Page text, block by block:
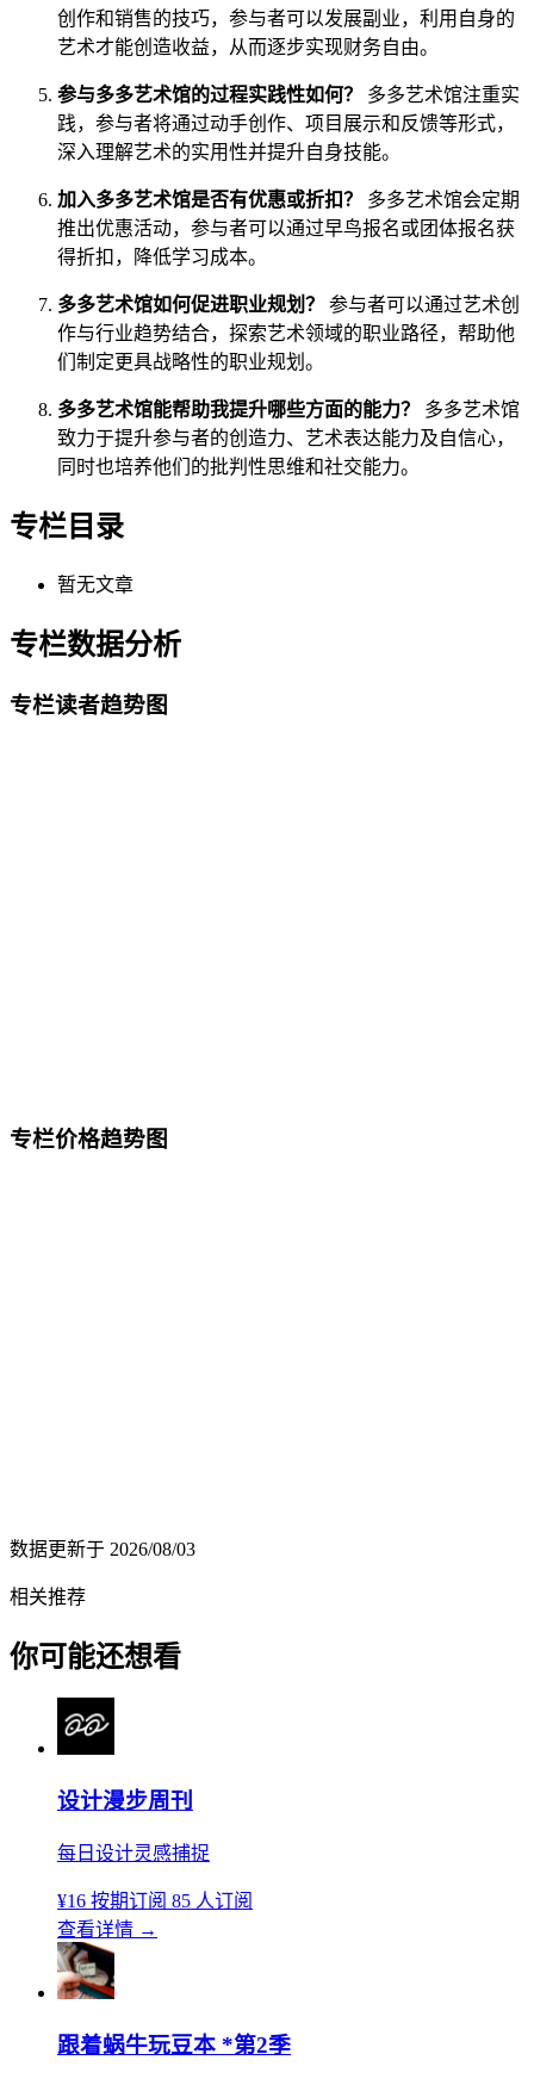
创作和销售的技巧，参与者可以发展副业，利用自身的
艺术才能创造收益，从而逐步实现财务自由。
参与多多艺术馆的过程实践性如何？
多多艺术馆注重实
践，参与者将通过动手创作、项目展示和反馈等形式，
深入理解艺术的实用性并提升自身技能。
加入多多艺术馆是否有优惠或折扣？
多多艺术馆会定期
推出优惠活动，参与者可以通过早鸟报名或团体报名获
得折扣，降低学习成本。
多多艺术馆如何促进职业规划？
参与者可以通过艺术创
作与行业趋势结合，探索艺术领域的职业路径，帮助他
们制定更具战略性的职业规划。
多多艺术馆能帮助我提升哪些方面的能力？
多多艺术馆
致力于提升参与者的创造力、艺术表达能力及自信心，
同时也培养他们的批判性思维和社交能力。
专栏目录
暂无文章
专栏数据分析
专栏读者趋势图
专栏价格趋势图
数据更新于 2026/08/03
相关推荐
你可能还想看
设计漫步周刊
每日设计灵感捕捉
¥16 按期订阅 85 人订阅
查看详情 →
跟着蜗牛玩豆本 *第2季